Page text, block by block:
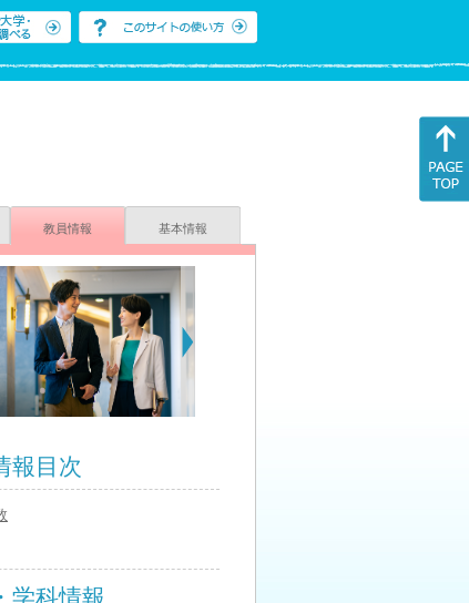
教員情報 基本情報
報目次
学科情報